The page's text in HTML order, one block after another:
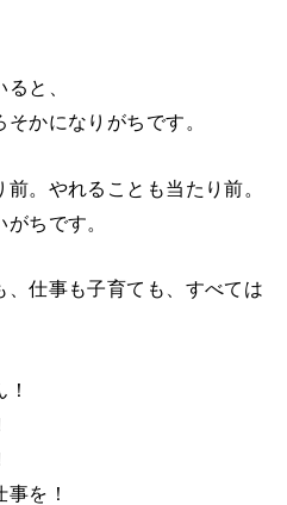
と、
かになりがちです。
。やれることも当たり前。
ちです。
、仕事も子育ても、すべては
を！